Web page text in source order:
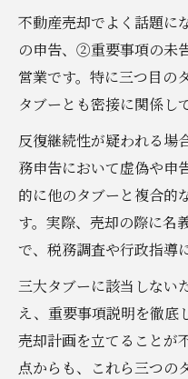
不動産売却でよく話題
の申告、②重要事項の未
営業です。特に三つ目の
タブーとも密接に関係し
反復継続性が疑われる場
務申告において虚偽や申
的に他のタブーと複合的
す。実際、売却の際に名
で、税務調査や行政指導
三大タブーに該当しない
え、重要事項説明を徹底
売却計画を立てることが
点からも、これら三つの